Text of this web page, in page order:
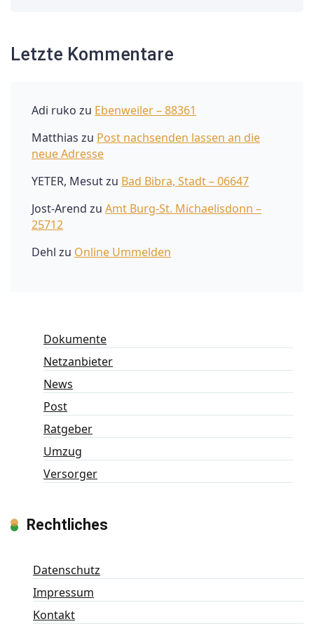
Letzte Kommentare
Adi ruko zu Ebenweiler – 88361
Matthias zu Post nachsenden lassen an die
neue Adresse
YETER, Mesutzu Bad Bibra, Stadt – 06647
Jost-Arend zu Amt Burg-St. Michaelisdonn –
25712
Dehl zu Online Ummelden
Dokumente
Netzanbieter
News
Post
Ratgeber
Umzug
Versorger
Rechtliches
Datenschutz
Impressum
Kontakt